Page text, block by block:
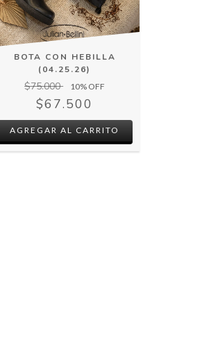
BOTA CON HEBILLA
(04.25.26)
$75.000 10% OFF
$67.500
AGREGAR AL CARRITO